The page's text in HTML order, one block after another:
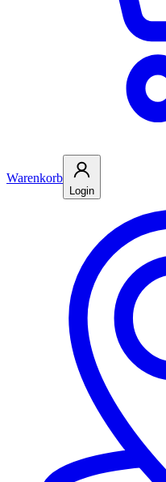
Warenkorb
Login